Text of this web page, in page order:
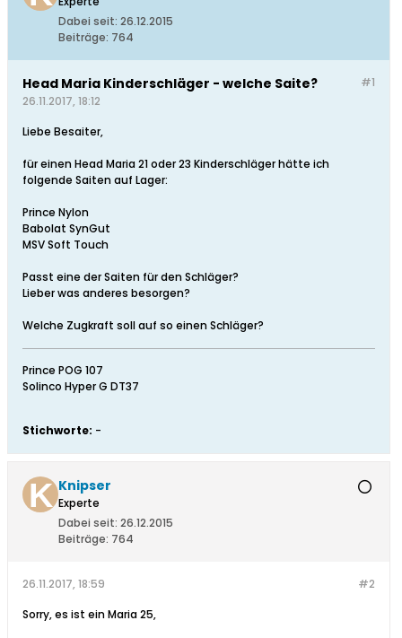
Dabei seit: 26.12.2015
Beiträge: 764
#1
Head Maria Kinderschläger - welche Saite?
26.11.2017, 18:12
Liebe Besaiter,
für einen Head Maria 21 oder 23 Kinderschläger hätte ich
folgende Saiten auf Lager:
Prince Nylon
Babolat SynGut
MSV Soft Touch
Passt eine der Saiten für den Schläger?
Lieber was anderes besorgen?
Welche Zugkraft soll auf so einen Schläger?
Prince POG 107
Solinco Hyper G DT37
Stichworte: -
Knipser
Experte
Dabei seit: 26.12.2015
Beiträge: 764
#2
26.11.2017, 18:59
Sorry, es ist ein Maria 25,